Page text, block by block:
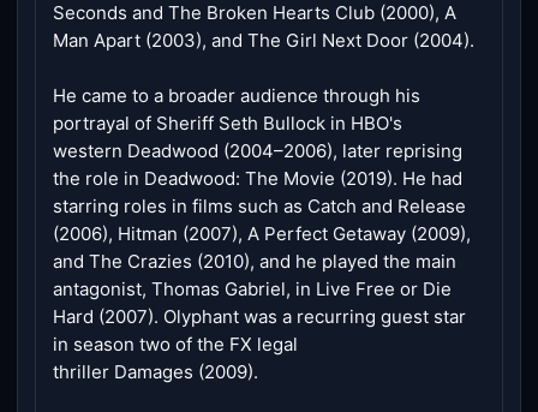
Seconds and The Broken Hearts Club (2000), A
Man Apart (2003), and The Girl Next Door (2004).
He came to a broader audience through his
portrayal of Sheriff Seth Bullock in HBO's
western Deadwood (2004–2006), later reprising
the role in Deadwood: The Movie (2019). He had
starring roles in films such as Catch and Release
(2006), Hitman (2007), A Perfect Getaway (2009),
and The Crazies (2010), and he played the main
antagonist, Thomas Gabriel, in Live Free or Die
Hard (2007). Olyphant was a recurring guest star
in season two of the FX legal
thriller Damages (2009).